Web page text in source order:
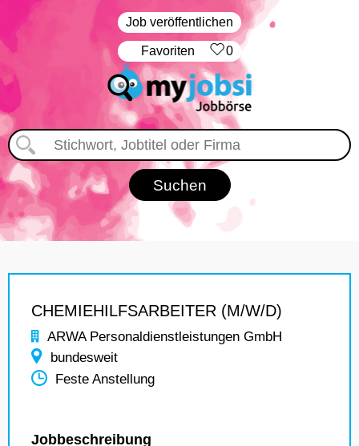
Job veröffentlichen
‏Favoriten 0
CHEMIEHILFSARBEITER (M/W/D)
ARWA Personaldienstleistungen GmbH
bundesweit
Feste Anstellung
Jobbeschreibung